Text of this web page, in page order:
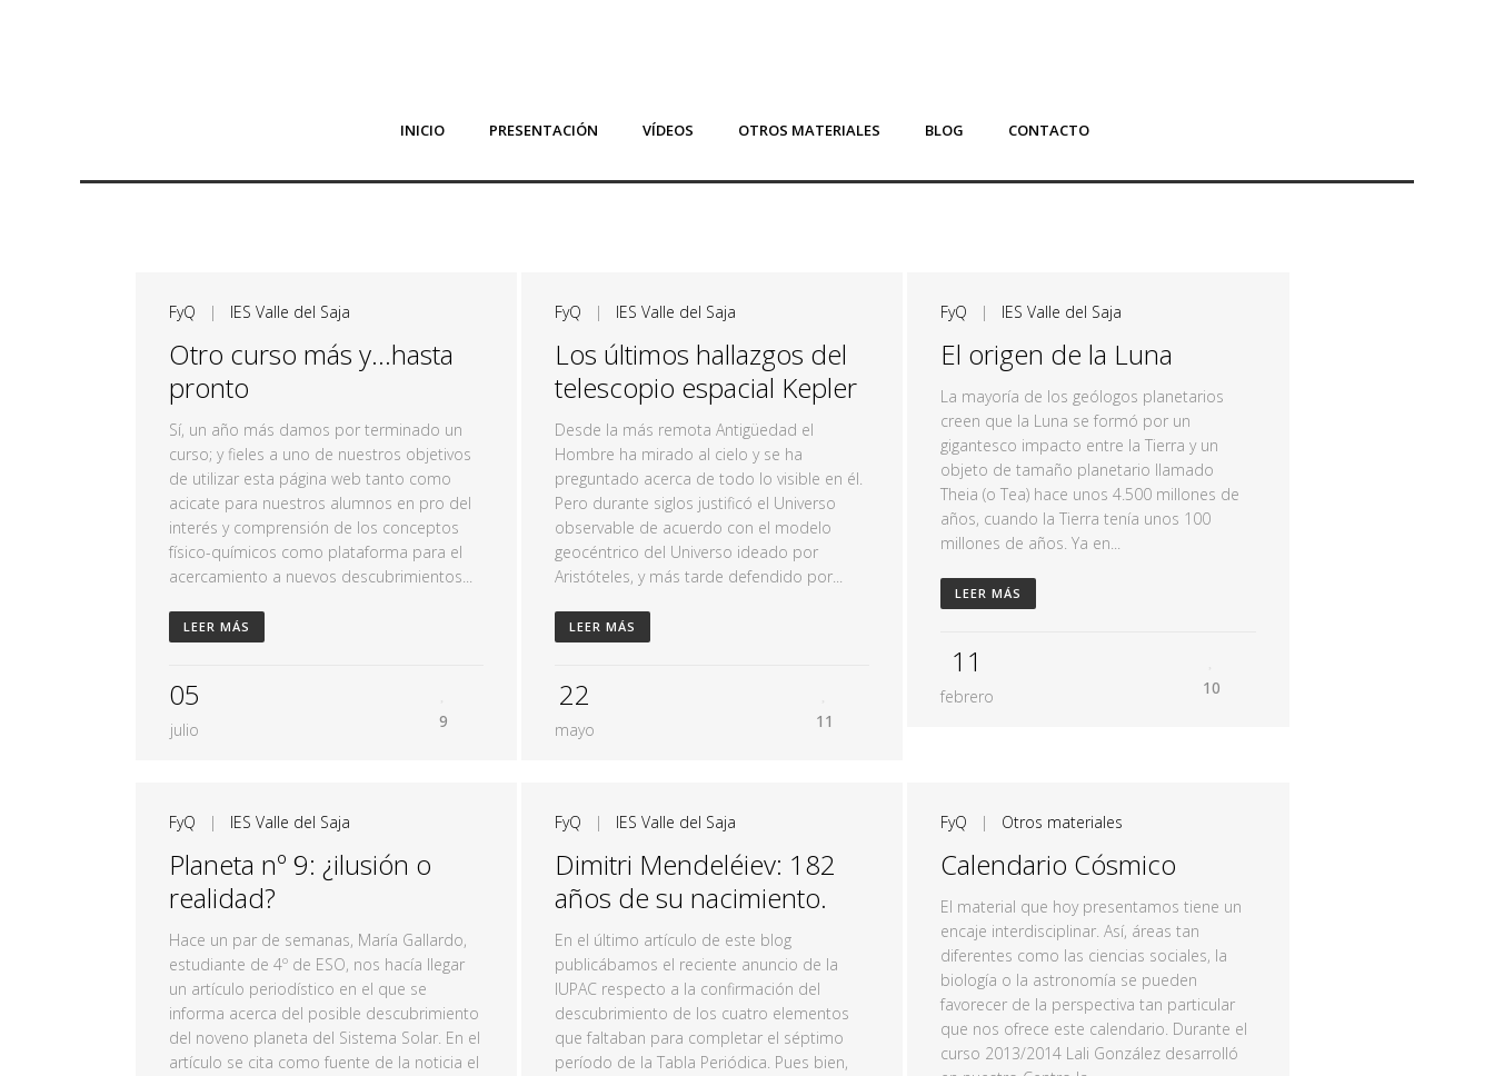
INICIO PRESENTACIÓN VÍDEOS OTROS MATERIALES BLOG CONTACTO
FyQ | IES Valle del Saja
Otro curso más y…hasta
pronto
Sí, un año más damos por terminado un
curso; y fieles a uno de nuestros objetivos
de utilizar esta página web tanto como
acicate para nuestros alumnos en pro del
interés y comprensión de los conceptos
físico-químicos como plataforma para el
acercamiento a nuevos descubrimientos...
LEER MÁS
05
julio 9
FyQ | IES Valle del Saja
Los últimos hallazgos del
telescopio espacial Kepler
Desde la más remota Antigüedad el
Hombre ha mirado al cielo y se ha
preguntado acerca de todo lo visible en él.
Pero durante siglos justificó el Universo
observable de acuerdo con el modelo
geocéntrico del Universo ideado por
Aristóteles, y más tarde defendido por...
LEER MÁS
22
mayo 11
FyQ | IES Valle del Saja
El origen de la Luna
La mayoría de los geólogos planetarios
creen que la Luna se formó por un
gigantesco impacto entre la Tierra y un
objeto de tamaño planetario llamado
Theia (o Tea) hace unos 4.500 millones de
años, cuando la Tierra tenía unos 100
millones de años. Ya en...
LEER MÁS
11
febrero 10
FyQ | IES Valle del Saja
Planeta nº 9: ¿ilusión o
realidad?
Hace un par de semanas, María Gallardo,
estudiante de 4º de ESO, nos hacía llegar
un artículo periodístico en el que se
informa acerca del posible descubrimiento
del noveno planeta del Sistema Solar. En el
artículo se cita como fuente de la noticia el
FyQ | IES Valle del Saja
Dimitri Mendeléiev: 182
años de su nacimiento.
En el último artículo de este blog
publicábamos el reciente anuncio de la
IUPAC respecto a la confirmación del
descubrimiento de los cuatro elementos
que faltaban para completar el séptimo
período de la Tabla Periódica. Pues bien,
FyQ | Otros materiales
Calendario Cósmico
El material que hoy presentamos tiene un
encaje interdisciplinar. Así, áreas tan
diferentes como las ciencias sociales, la
biología o la astronomía se pueden
favorecer de la perspectiva tan particular
que nos ofrece este calendario. Durante el
curso 2013/2014 Lali González desarrolló